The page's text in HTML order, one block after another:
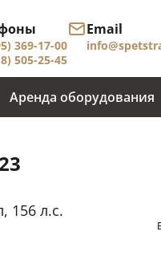
369-17-00
505-25-45
Email
Аренда оборудования
156 л.с.